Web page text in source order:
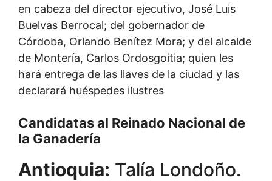
en cabeza del director ejecutivo, José Luis
Buelvas Berrocal; del gobernador de
Córdoba, Orlando Benítez Mora; y del alcalde
de Montería, Carlos Ordosgoitia; quien les
hará entrega de las llaves de la ciudad y las
declarará huéspedes ilustres
Candidatas al Reinado Nacional de
la Ganadería
Antioquia: Talía Londoño.